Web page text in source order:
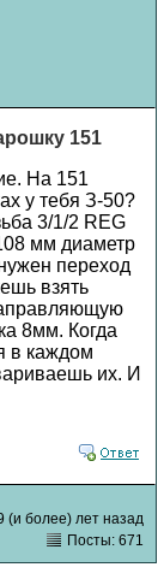
151
На 151
у тебя З-50?
3/1/2 REG
мм диаметр
переход
взять
8мм. Когда
в каждом
их. И
(и более) лет назад
Посты: 671